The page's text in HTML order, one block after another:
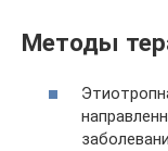
Методы